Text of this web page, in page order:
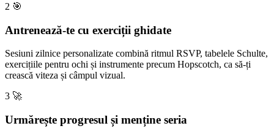
2 🎯
Antrenează-te cu exerciții ghidate
Sesiuni zilnice personalizate combină ritmul RSVP, tabelele Schulte,
exercițiile pentru ochi și instrumente precum Hopscotch, ca să-ți
crească viteza și câmpul vizual.
3 🚀
Urmărește progresul și menține seria